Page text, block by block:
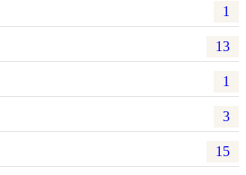
1
13
1
3
15